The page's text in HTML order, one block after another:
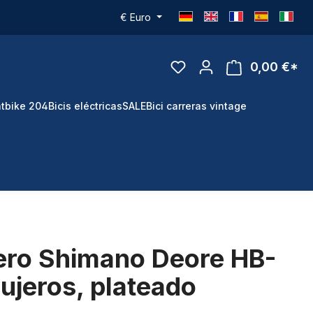
€ Euro
0,00 €*
204Bicis eléctricasSALEBici carreras vintage
Shimano Deore HB-
plateado